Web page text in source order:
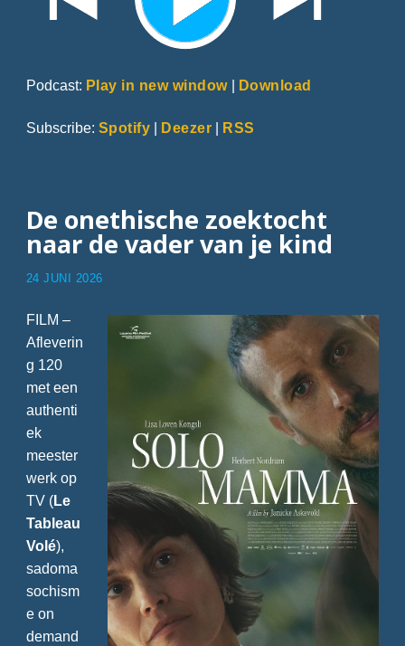
Podcast: Play in new window| Download
Subscribe: Spotify | Deezer | RSS
De onethische zoektocht
naar de vader van je kind
24 JUNI 2026
FILM –
Afleverin
g 120
met een
authenti
ek
meester
werk op
TV (Le
Tableau
Volé),
sadoma
sochism
e on
demand